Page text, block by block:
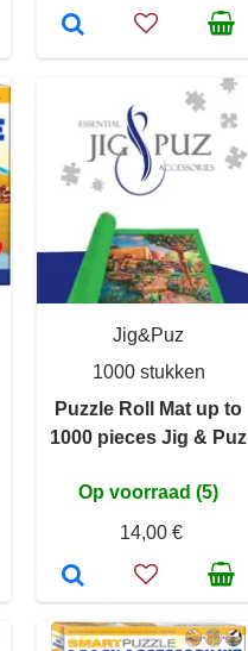
Jig&Puz
1000 stukken
Puzzle Roll Mat up to
1000 pieces Jig & Puz
Op voorraad (5)
14,00 €